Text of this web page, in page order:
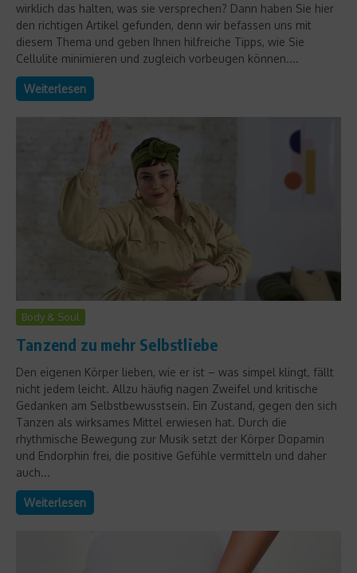
wirklich das halten, was sie versprechen? Dann haben Sie hier
den richtigen Artikel gefunden, denn wir befassen uns mit
diesem Thema und geben Ihnen hilfreiche Tipps, wie Sie
Cellulite minimieren und zugleich vorbeugen können....
Weiterlesen
Body & Soul
Tanzend zu mehr Selbstliebe
Den eigenen Körper lieben, wie er ist – was simpel klingt, fällt
nicht jedem leicht. Allzu häufig nagen Zweifel und kritische
Gedanken am Selbstbewusstsein. Ein Zustand, gegen den sich
Tanzen als wirksames Mittel erwiesen hat. Durch die
rhythmische Bewegung zur Musik setzt der Körper Dopamin
und Endorphin frei, die positive Gefühle vermitteln und daher
auch...
Weiterlesen